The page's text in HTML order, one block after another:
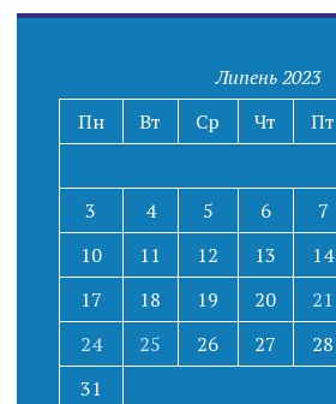
Липень 2023
Пн
Вт Ср Чт Пт
3
4 5 6 7
10
11 12 13 14
17
18 19 20 21
24
25 26 27 28
31